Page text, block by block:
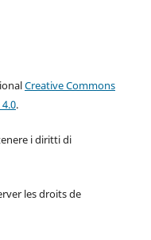
Creative Commons
.
i diritti di
les droits de